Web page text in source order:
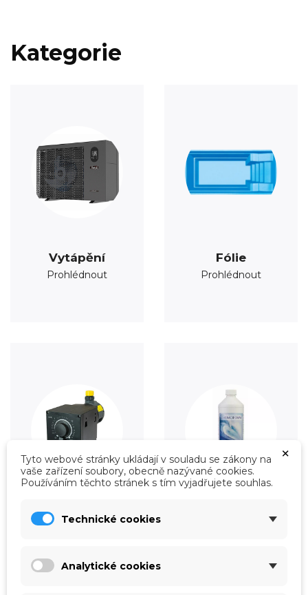
Kategorie
Vytápění
Prohlédnout
Fólie
Prohlédnout
Úprava vody
×
Tyto webové stránky ukládají v souladu se zákony na
vaše zařízení soubory, obecně nazývané cookies.
Používáním těchto stránek s tím vyjadřujete souhlas.
Technické cookies
Analytické cookies